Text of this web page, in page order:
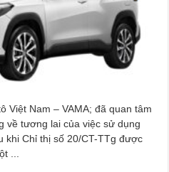
Việt Nam – VAMA; đã quan tâm
về tương lai của việc sử dụng
khi Chỉ thị số 20/CT-TTg được
...